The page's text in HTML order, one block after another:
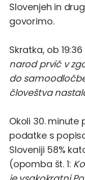
Slovenjeh in
govorimo.
Skratka, ob 19:36
narod prvič v
do
človeštva
Okoli 30. minute
podatke s
Sloveniji 58%
(opomba št. 1: